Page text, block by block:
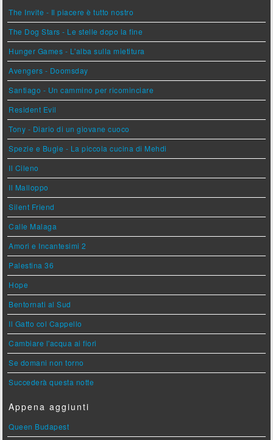
The Invite - Il piacere è tutto nostro
The Dog Stars - Le stelle dopo la fine
Hunger Games - L'alba sulla mietitura
Avengers - Doomsday
Santiago - Un cammino per ricominciare
Resident Evil
Tony - Diario di un giovane cuoco
Spezie e Bugie - La piccola cucina di Mehdi
Il Cileno
Il Malloppo
Silent Friend
Calle Malaga
Amori e Incantesimi 2
Palestina 36
Hope
Bentornati al Sud
Il Gatto col Cappello
Cambiare l'acqua ai fiori
Se domani non torno
Succederà questa notte
Appena aggiunti
Queen Budapest